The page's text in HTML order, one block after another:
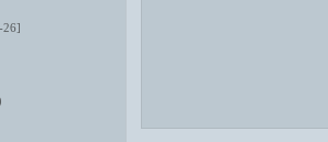
26]